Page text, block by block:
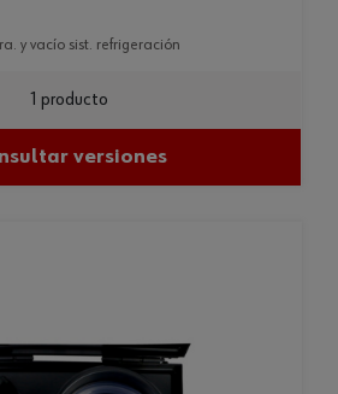
y vacío sist. refrigeración
1 producto
versiones